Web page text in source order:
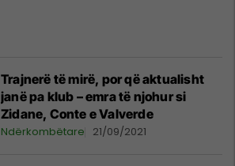
Trajnerë të mirë, por që aktualisht
janë pa klub – emra të njohur si
Zidane, Conte e Valverde
Ndërkombëtare 21/09/2021